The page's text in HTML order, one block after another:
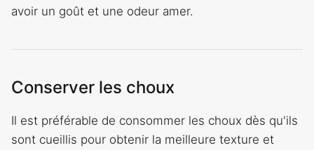
avoir un goût et une odeur amer.
Conserver les choux
Il est préférable de consommer les choux dès qu'ils
sont cueillis pour obtenir la meilleure texture et